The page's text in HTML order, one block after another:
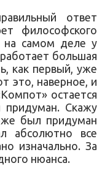
ответ
философского
на самом деле у
большая
как первый, уже
это, наверное, и
остается
Скажу
был придуман
абсолютно все
изначально. За
нюанса.